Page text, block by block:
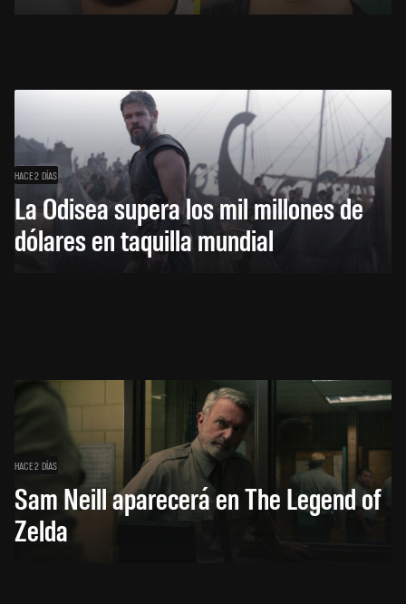
HACE 2 DÍAS
La Odisea supera los mil millones de
dólares en taquilla mundial
HACE 2 DÍAS
Sam Neill aparecerá en The Legend of
Zelda